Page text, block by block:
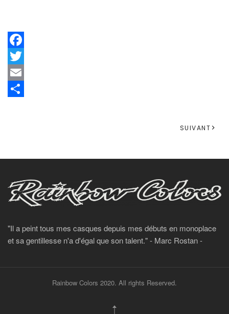
Facebook
Twitter
Email
SUIVANT
"Il a peint tous mes casques depuis mes débuts en monoplace
et sa gentillesse n'a d'égal que son talent." - Marc Rostan -
Rainbow Colors 2020. All rights Reserved.